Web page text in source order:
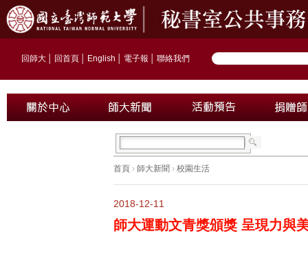
回師大 回首頁 English 電子報 聯絡我們
首頁 › 師大新聞 › 校園生活
2018-12-11
師大運動文青獎頒獎 呈現力與